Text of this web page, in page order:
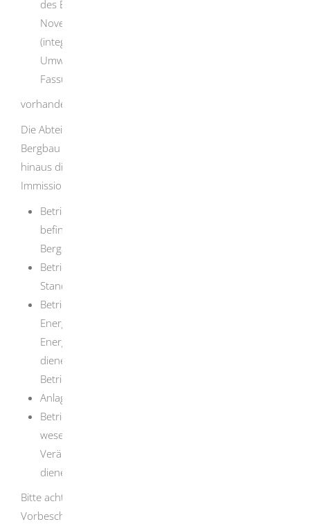
des Europäischen Parlaments und des Rates vom 24.
November 2010 über Industrieemissionen
(integrierte Vermeidung und Verminderung der
Umweltverschmutzung) in der jeweils geltenden
Fassung
vorhanden ist oder errichtet werden soll.
Die Abteilung 9 - Landesamt für Geologie, Rohstoffe und
Bergbau des Regierungspräsidiums Freiburg ist darüber
hinaus die landesweit zuständige
Immissionsschutzbehörde für:
Betriebsgelände einschließlich der darauf
befindlichen Anlagen und Tätigkeiten, die der
Bergaufsicht unterliegen,
Betriebsgelände mit Seilschwebebahnen und
Standseilbahnen, die dem Personenverkehr dienen,
Betriebsgelände mit Gashochdruckleitungen, die als
Energieanlagen im Sinne des
Energiewirtschaftsgesetzes der Versorgung mit Gas
dienen und die für einen maximal zulässigen
Betriebsdruck von mehr als 16 bar ausgelegt sind,
Anlagen der untertägigen Abfallentsorgung und
Betriebsgelände mit Anlagen, die der Herstellung,
wesentlichen Erweiterung und wesentlichen
Veränderung von unterirdischen Hohlräumen
dienen.
Bitte achten Sie darauf, dass Sie den Antrag auf einen
Vorbescheid bei der für Ihr Vorhaben zuständigen